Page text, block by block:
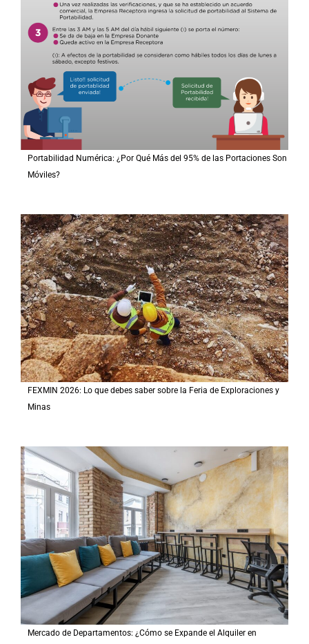
Portabilidad Numérica: ¿Por Qué Más del 95% de las Portaciones Son
Móviles?
FEXMIN 2026: Lo que debes saber sobre la Feria de Exploraciones y
Minas
Mercado de Departamentos: ¿Cómo se Expande el Alquiler en